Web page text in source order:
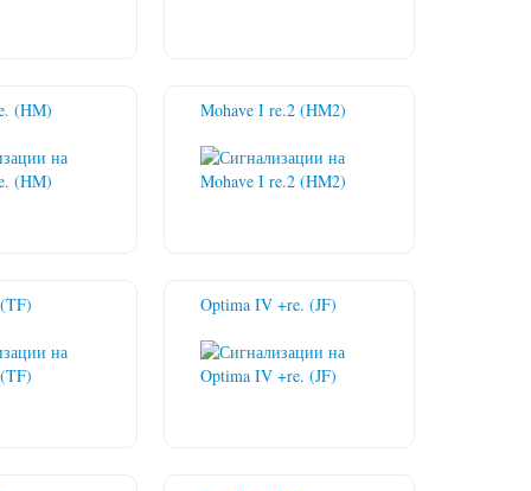
(HM) Mohave I re.2 (HM2)
Optima IV +re. (JF)